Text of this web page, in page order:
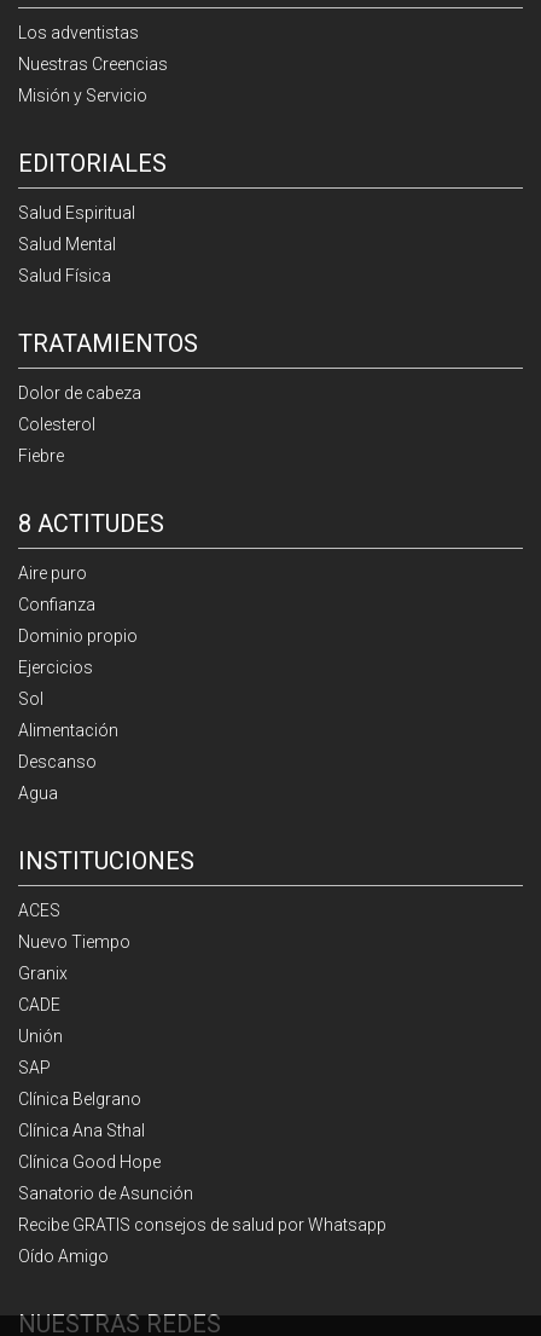
Los adventistas
Nuestras Creencias
Misión y Servicio
EDITORIALES
Salud Espiritual
Salud Mental
Salud Física
TRATAMIENTOS
Dolor de cabeza
Colesterol
Fiebre
8 ACTITUDES
Aire puro
Confianza
Dominio propio
Ejercicios
Sol
Alimentación
Descanso
Agua
INSTITUCIONES
ACES
Nuevo Tiempo
Granix
CADE
Unión
SAP
Clínica Belgrano
Clínica Ana Sthal
Clínica Good Hope
Sanatorio de Asunción
Recibe GRATIS consejos de salud por Whatsapp
Oído Amigo
NUESTRAS REDES